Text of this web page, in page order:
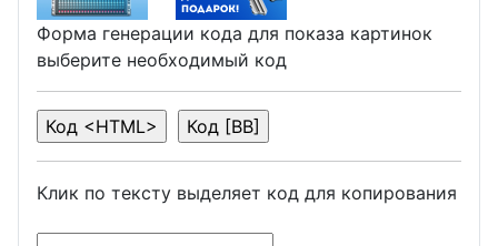
Форма генерации кода для показа картинок
выберите необходимый код
Клик по тексту выделяет код для копирования